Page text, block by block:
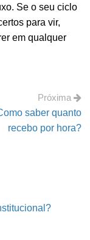
Se o seu ciclo
para vir,
em qualquer
Próxima
saber quanto
recebo por hora?